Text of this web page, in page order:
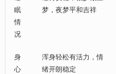
眠
情
况
梦，夜梦平和吉祥
身
心
浑身轻松有活力，情
绪开朗稳定